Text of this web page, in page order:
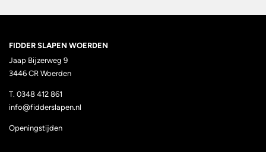
FIDDER SLAPEN WOERDEN
Jaap Bijzerweg 9
3446 CR Woerden
T. 0348 412 861
info@fidderslapen.nl
Openingstijden